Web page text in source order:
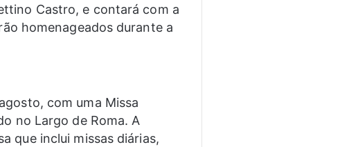
Castro, e contará com a
homenageados durante a
com uma Missa
no Largo de Roma. A
que inclui missas diárias,